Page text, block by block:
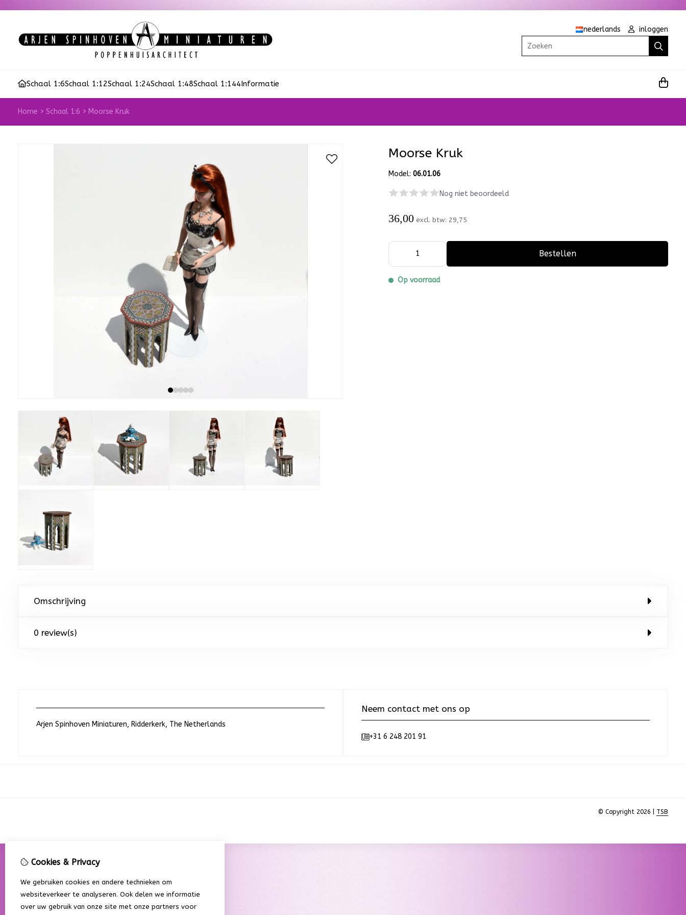
nederlands
inloggen
Zoeken
Schaal 1:6Schaal 1:12Schaal 1:24Schaal 1:48Schaal 1:144Informatie
Home > Schaal 1:6 > Moorse Kruk
Moorse Kruk
Model:06.01.06
Nog niet beoordeeld
36,00 excl. btw: 29,75
Bestellen
Op voorraad
Omschrijving
0 review(s)
Arjen Spinhoven Miniaturen, Ridderkerk, The Netherlands
Neem contact met ons op
+31 6 248 201 91
© Copyright 2026 | TSB
Cookies & Privacy
We gebruiken cookies en andere technieken om
websiteverkeer te analyseren. Ook delen we informatie
over uw gebruik van onze site met onze partners voor